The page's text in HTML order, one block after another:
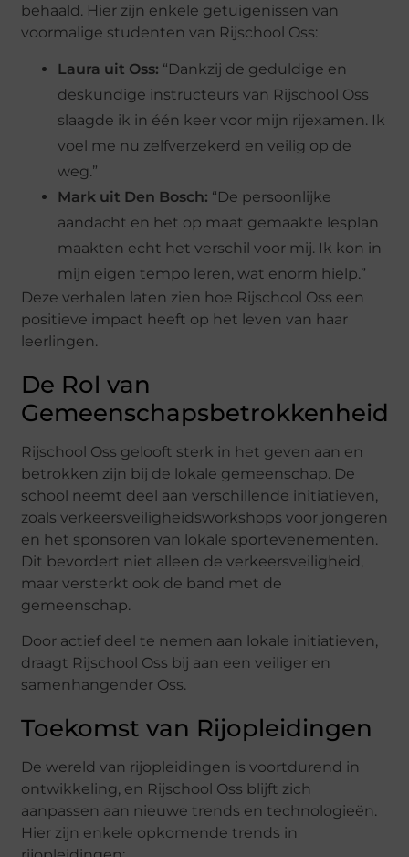
behaald. Hier zijn enkele getuigenissen van
voormalige studenten van Rijschool Oss:
Laura uit Oss: “Dankzij de geduldige en
deskundige instructeurs van Rijschool Oss
slaagde ik in één keer voor mijn rijexamen. Ik
voel me nu zelfverzekerd en veilig op de
weg.”
Mark uit Den Bosch: “De persoonlijke
aandacht en het op maat gemaakte lesplan
maakten echt het verschil voor mij. Ik kon in
mijn eigen tempo leren, wat enorm hielp.”
Deze verhalen laten zien hoe Rijschool Oss een
positieve impact heeft op het leven van haar
leerlingen.
De Rol van
Gemeenschapsbetrokkenheid
Rijschool Oss gelooft sterk in het geven aan en
betrokken zijn bij de lokale gemeenschap. De
school neemt deel aan verschillende initiatieven,
zoals verkeersveiligheidsworkshops voor jongeren
en het sponsoren van lokale sportevenementen.
Dit bevordert niet alleen de verkeersveiligheid,
maar versterkt ook de band met de
gemeenschap.
Door actief deel te nemen aan lokale initiatieven,
draagt Rijschool Oss bij aan een veiliger en
samenhangender Oss.
Toekomst van Rijopleidingen
De wereld van rijopleidingen is voortdurend in
ontwikkeling, en Rijschool Oss blijft zich
aanpassen aan nieuwe trends en technologieën.
Hier zijn enkele opkomende trends in